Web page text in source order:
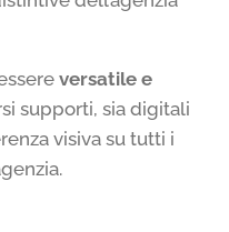
versatile e
supporti, sia digitali
visiva su tutti i